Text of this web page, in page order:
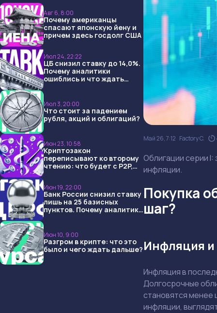
Авг 6, 8:00
Почему американцы
спасают японскую йену и
причем здесь госдолг США
Июл 24, 22:22
ЦБ снизил ставку до 14,0%.
Почему аналитики
ошиблись и что ждать
Июл 3, 20:00
Что стоит за падением
рубля, акций и облигаций?
Июн 23, 10:58
Криптозакон
переписывают ко второму
чтению: что будет с P2P,
Июн 19, 22:00
Банк России снизил ставку
лишь на 25 базисных
пунктов. Почему аналитики
Июн 10, 9:00
Разгром в крипте: что это
было и чего ждать дальше?
Май 26, 7:12 Factory C.
Облигации серии I:
инфляции.
Покупка
шаг?
Инфляция и
Инфляция в
Долгосрочные
становятся менее
инфляции,